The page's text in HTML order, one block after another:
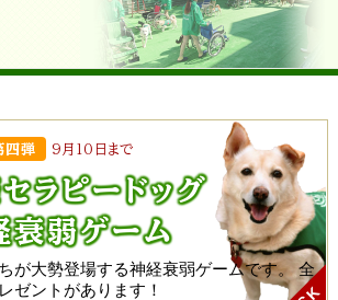
四弾 9月10日まで
ラピードッグ
衰弱ゲーム
が大勢登場する神経衰弱ゲームです。 全
ゼントがあります！